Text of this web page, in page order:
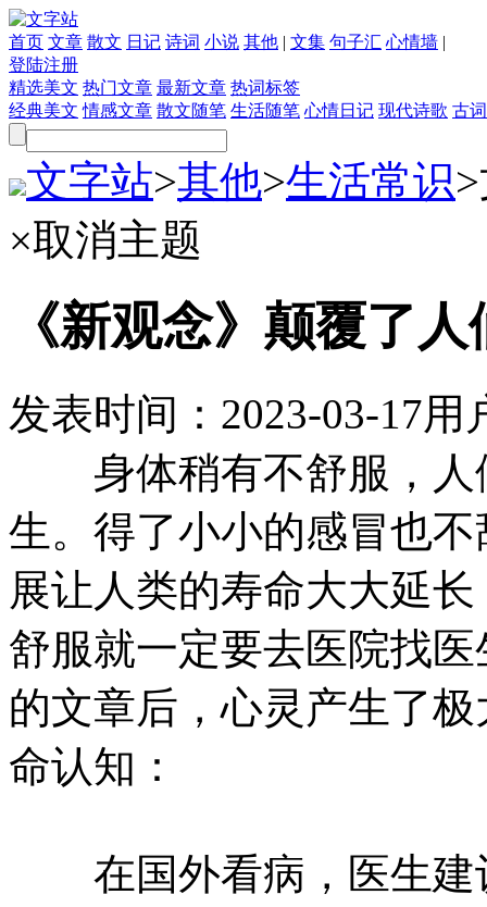
首页 文章 散文 日记 诗词 小说 其他 | 文集 句子汇 心情墙 |
登陆注册
精选美文 热门文章 最新文章 热词标签
经典美文 情感文章 散文随笔 生活随笔 心情日记 现代诗歌 古
文字站>其他>生活常识>
×取消主题
《新观念》颠覆了
发表时间： 2023-03-17用
身体稍有不舒服，人
生。得了小小的感冒也
展让人类的寿命大大延
舒服就一定要去医院找
的文章后，心灵产生了
命认知：
在国外看病，医生建